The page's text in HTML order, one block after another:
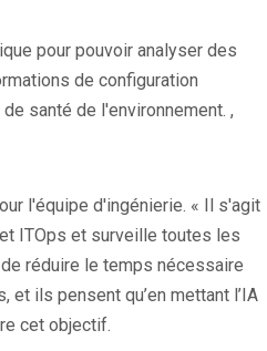
pour pouvoir analyser des
de configuration
santé de l'environnement. ,
l'équipe d'ingénierie. « Il s'agit
ITOps et surveille toutes les
réduire le temps nécessaire
ils pensent qu’en mettant l’IA
cet objectif.